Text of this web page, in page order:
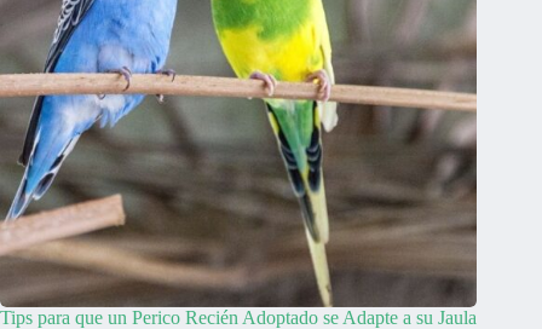
Tips para que un Perico Recién Adoptado se Adapte a su Jaula